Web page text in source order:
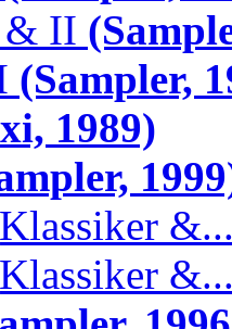
& II
(Sampler,
1989)